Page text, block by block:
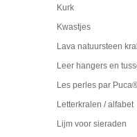
Kurk
Kwastjes
Lava natuursteen
Leer hangers en
Les perles par
Letterkralen / alfabet
Lijm voor sieraden